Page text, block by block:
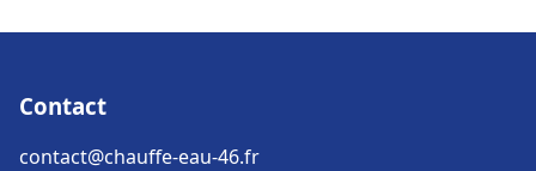
Contact
contact@chauffe-eau-46.fr